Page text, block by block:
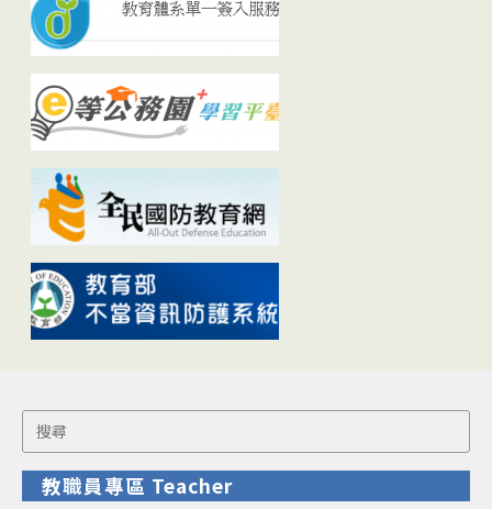
Search
for:
教職員專區 Teacher